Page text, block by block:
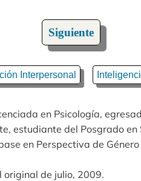
Siguiente
Interpersonal
en Psicología,
estudiante del Posgrado
en Perspectiva de
de julio, 2009.